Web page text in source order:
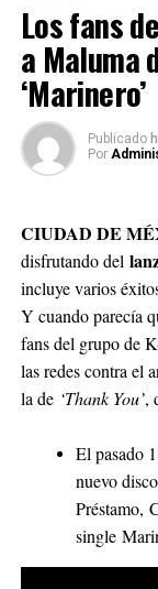
Los fans
a Maluma
‘Marinero’
Publicado
Por
CIUDAD DE
disfrutando del
incluye varios
Y cuando parecía
fans del grupo de
las redes contra el
la de ‘Thank You’,
El pasado
nuevo
Préstamo,
single